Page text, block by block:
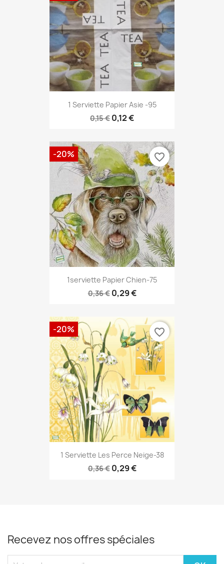
1 Serviette Papier Asie -95
0,15 € 0,12 €
1serviette Papier Chien-75
0,36 € 0,29 €
-20% favorite_border
1 Serviette Les Perce Neige-38
0,36 € 0,29 €
-20% favorite_border
Recevez nos offres spéciales